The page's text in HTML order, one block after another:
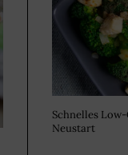
Schnelles
Neustart